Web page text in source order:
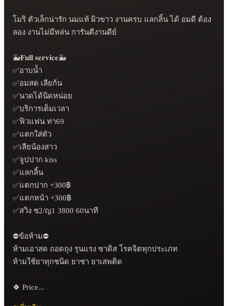
โมริ ตัวเล็กน่ารัก นมแท้​ ผิวขาว​ งานครบ​ แลกลิ้น​ ได้​ อมดี​ ต้อง
ลอง​ งานไม่มีหล่น การันตีงานดีย์
🐳𝐅𝐮𝐥𝐥 𝐬𝐞𝐫𝐯𝐢𝐜𝐞🐳
✅อาบน้ำ
✅อมสด เลียก้น
✅นวดได้นิดหน่อย
✅บริการเต็มเวลา
✅ฟิวแฟน ท่า69
✅แตกใส่ตัว
✅เลียน้องสาว
✅จูปปาก kiss
✅แลกลิ้น
✅แตกปาก +300฿
✅แตกหน้า +300฿
✅สวิง ช2/ญ1 3800 60นาที
⛔️ข้อห้าม⛔️
ห้ามเอาสด ถอดถุง รุนแรง ซาดิส โรคจิตทุกประเภท
ห้ามใช้ยาทุกชนิด ยาชา ยาเสพติด
🍀 Price...